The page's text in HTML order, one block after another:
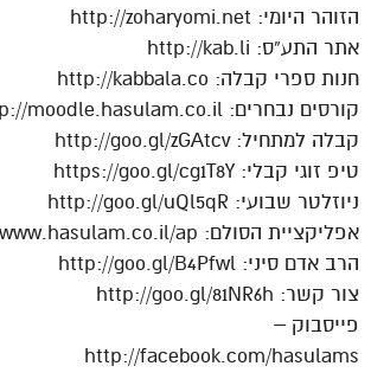
הזוהר היומי: http://zoharyomi.net
אתר התע”ס: http://kab.li
חנות ספרי קבלה: http://kabbala.co
קורסים נבחרים: http://moodle.hasulam.co.il
קבלה למתחיל: http://goo.gl/zGAtcv
טיפ זוגי קבלי: https://goo.gl/cg1T8Y
ניוזלטר שבועי: http://goo.gl/uQl5qR
אפליקציית הסולם: https://www.hasulam.co.il/ap
הרב אדם סיני: http://goo.gl/B4Pfwl
צור קשר: http://goo.gl/81NR6h
פייסבוק –
http://facebook.com/hasulams